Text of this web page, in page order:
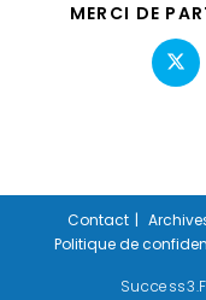
MERCI DE
Contact
Politique de